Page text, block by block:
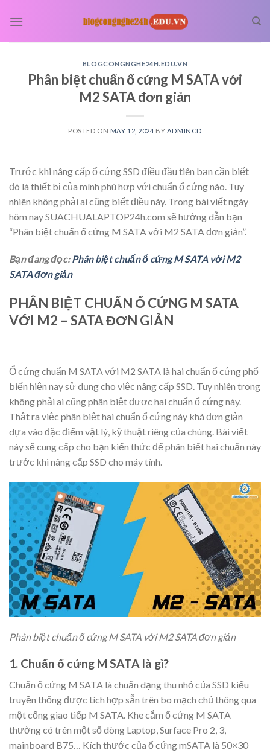
BLOGCONGNGHE24H.EDU.VN
Phân biệt chuẩn ổ cứng M SATA với
M2 SATA đơn giản
POSTED ON MAY 12, 2024 BY ADMINCD
Trước khi nâng cấp ổ cứng SSD điều đầu tiên bạn cần biết
đó là thiết bị của mình phù hợp với chuẩn ổ cứng nào. Tuy
nhiên không phải ai cũng biết điều này. Trong bài viết ngày
hôm nay SUACHUALAPTOP24h.com sẽ hướng dẫn bạn
“Phân biệt chuẩn ổ cứng M SATA với M2 SATA đơn giản”.
Bạn đang đọc:Phân biệt chuẩn ổ cứng M SATA với M2
SATA đơn giản
PHÂN BIỆT CHUẨN Ổ CỨNG M SATA
VỚI M2 – SATA ĐƠN GIẢN
Ổ cứng chuẩn M SATA với M2 SATA là hai chuẩn ổ cứng phổ
biến hiện nay sử dụng cho việc nâng cấp SSD. Tuy nhiên trong
không phải ai cũng phân biệt được hai chuẩn ổ cứng này.
Thật ra việc phân biệt hai chuẩn ổ cứng này khá đơn giản
dựa vào đặc điểm vật lý, kỹ thuật riêng của chúng. Bài viết
này sẽ cung cấp cho bạn kiến thức để phân biết hai chuẩn này
trước khi nâng cấp SSD cho máy tính.
Phân biệt chuẩn ổ cứng M SATA với M2 SATA đơn giản
1. Chuẩn ổ cứng M SATA là gì?
Chuẩn ổ cứng M SATA là chuẩn dạng thu nhỏ của SSD kiểu
truyền thống được tích hợp sẵn trên bo mạch chủ thông qua
một cổng giao tiếp M SATA. Khe cắm ổ cứng M SATA
thường có trên một số dòng Laptop, Surface Pro 2, 3,
mainboard B75… Kích thước của ổ cứng mSATA là 50×30